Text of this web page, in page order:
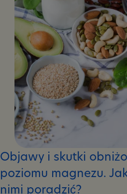
jego
skutki?
Objawy i skutki
poziomu magnezu.
nimi poradzić?